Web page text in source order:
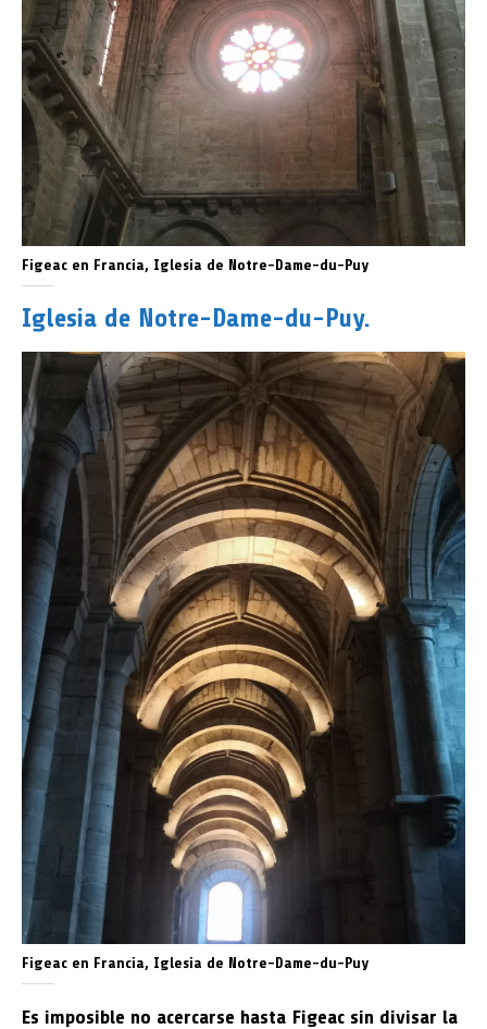
Figeac en Francia, Iglesia de Notre-Dame-du-Puy
Iglesia de Notre-Dame-du-Puy.
Figeac en Francia, Iglesia de Notre-Dame-du-Puy
Es imposible no acercarse hasta Figeac sin divisar la